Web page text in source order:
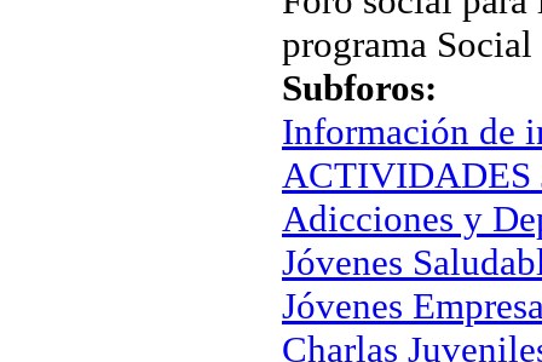
programa
Subforos:
Información de
ACTIVIDADES
Adicciones y
Jóvenes
Jóvenes
Charlas